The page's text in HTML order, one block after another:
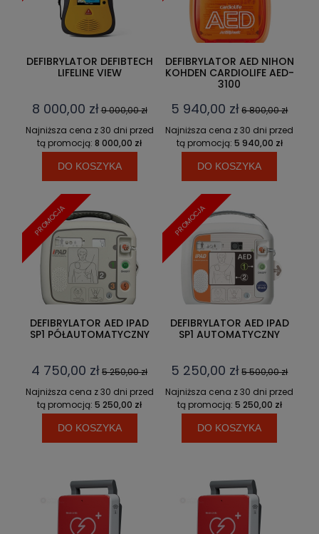
DEFIBRYLATOR DEFIBTECH
LIFELINE VIEW
8 000,00 zł9 000,00 zł
Najniższa cena z 30 dni przed
tą promocją:8 000,00 zł
DO KOSZYKA
DEFIBRYLATOR AED NIHON
KOHDEN CARDIOLIFE AED-
3100
5 940,00 zł 6 800,00 zł
Najniższa cena z 30 dni przed
tą promocją: 5 940,00 zł
DO KOSZYKA
DEFIBRYLATOR AED IPAD
SP1 PÓŁAUTOMATYCZNY
4 750,00 zł5 250,00 zł
Najniższa cena z 30 dni przed
tą promocją:5 250,00 zł
DO KOSZYKA
PROMOCJA
DEFIBRYLATOR AED IPAD
SP1 AUTOMATYCZNY
5 250,00 zł 5 500,00 zł
Najniższa cena z 30 dni przed
tą promocją: 5 250,00 zł
DO KOSZYKA
PROMOCJA